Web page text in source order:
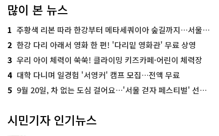
많이 본 뉴스
1 주황색 리본 따라 한강부터 메타세쿼이아 숲길까지…서울둘레길 15코스
2 한강 다리 아래서 영화 한 편! '다리밑 영화관' 무료 상영
3 우리 아이 체력이 쑥쑥! 클라이밍 키즈카페·어린이 체력장
4 대학 다니며 일경험 '서영커' 캠프 모집…전액 무료
5 9월 20일, 차 없는 도심 걸어요…'서울 걷자 페스티벌' 선착순 5천명
시민기자 인기뉴스